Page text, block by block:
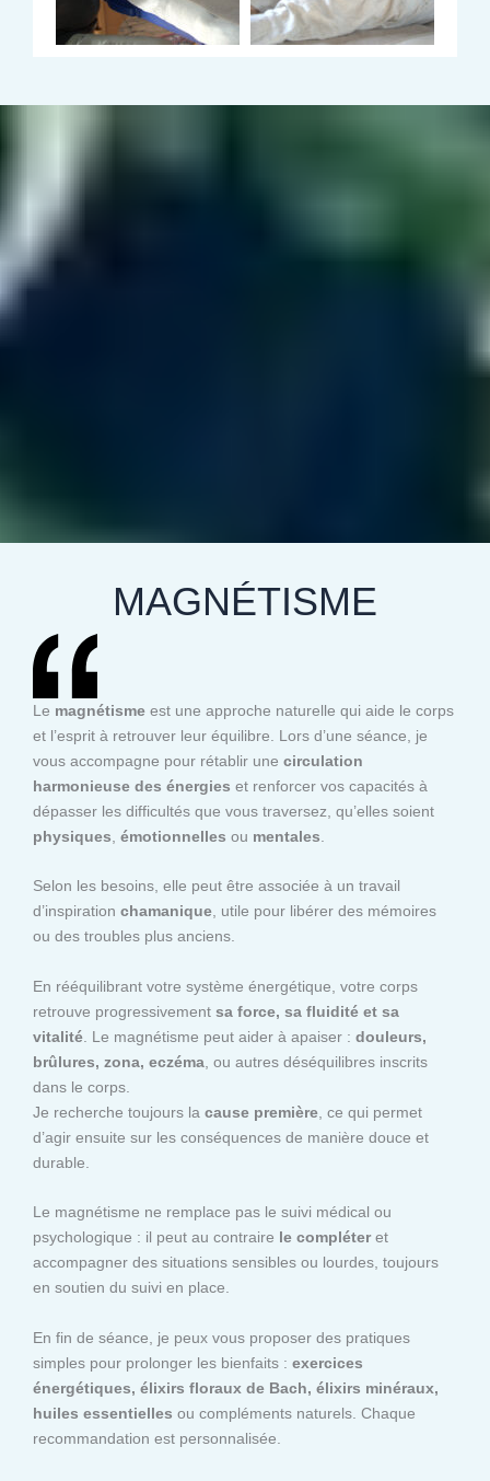
MAGNÉTISME
Le magnétisme est une approche naturelle qui aide le corps
et l’esprit à retrouver leur équilibre. Lors d’une séance, je
vous accompagne pour rétablir une circulation
harmonieuse des énergies et renforcer vos capacités à
dépasser les difficultés que vous traversez, qu’elles soient
physiques émotionnelles ou mentales
Selon les besoins, elle peut être associée à un travail
d’inspiration chamanique, utile pour libérer des mémoires
ou des troubles plus anciens.
En rééquilibrant votre système énergétique, votre corps
retrouve progressivement sa force, sa fluidité et sa
vitalité . Le magnétisme peut aider à apaiser : douleurs,
brûlures, zona, eczéma , ou autres déséquilibres inscrits
dans le corps.
Je recherche toujours la cause première , ce qui permet
d’agir ensuite sur les conséquences de manière douce et
durable.
Le magnétisme ne remplace pas le suivi médical ou
psychologique : il peut au contraire le compléteret
accompagner des situations sensibles ou lourdes, toujours
en soutien du suivi en place.
En fin de séance, je peux vous proposer des pratiques
simples pour prolonger les bienfaits : exercices
énergétiques, élixirs floraux de Bach, élixirs minéraux,
huiles essentielles ou compléments naturels. Chaque
recommandation est personnalisée.